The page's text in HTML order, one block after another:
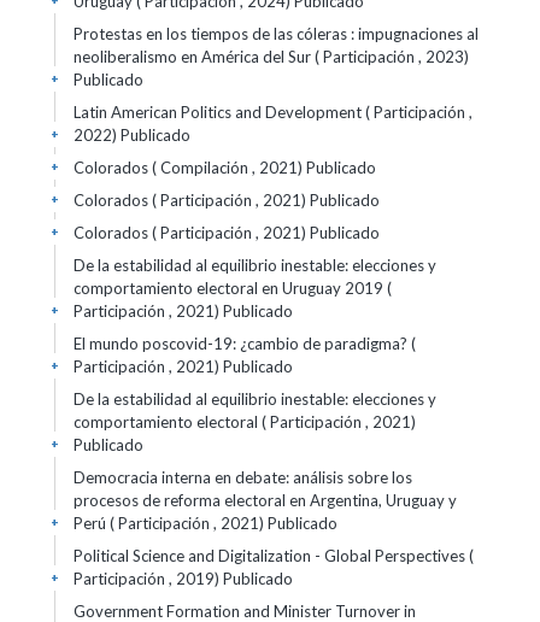
Protestas en los tiempos de las cóleras : impugnaciones al
neoliberalismo en América del Sur ( Participación , 2023)
Publicado
+
Latin American Politics and Development ( Participación ,
2022) Publicado
+
Colorados ( Compilación , 2021) Publicado
+
Colorados ( Participación , 2021) Publicado
+
Colorados ( Participación , 2021) Publicado
+
De la estabilidad al equilibrio inestable: elecciones y
comportamiento electoral en Uruguay 2019 (
Participación , 2021) Publicado
+
El mundo poscovid-19: ¿cambio de paradigma? (
Participación , 2021) Publicado
+
De la estabilidad al equilibrio inestable: elecciones y
comportamiento electoral ( Participación , 2021)
Publicado
+
Democracia interna en debate: análisis sobre los
procesos de reforma electoral en Argentina, Uruguay y
Perú ( Participación , 2021) Publicado
+
Political Science and Digitalization - Global Perspectives (
Participación , 2019) Publicado
+
Government Formation and Minister Turnover in